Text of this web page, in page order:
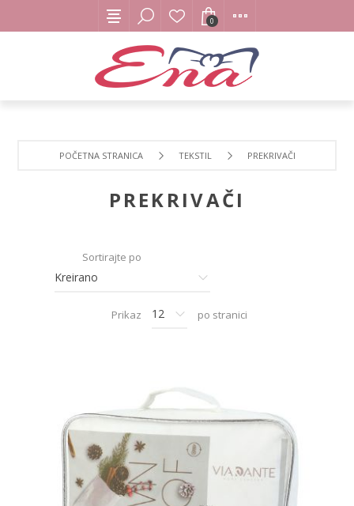
0
POČETNA STRANICA TEKSTIL PREKRIVAČI
PREKRIVAČI
Sortirajte po
Prikaz po stranici